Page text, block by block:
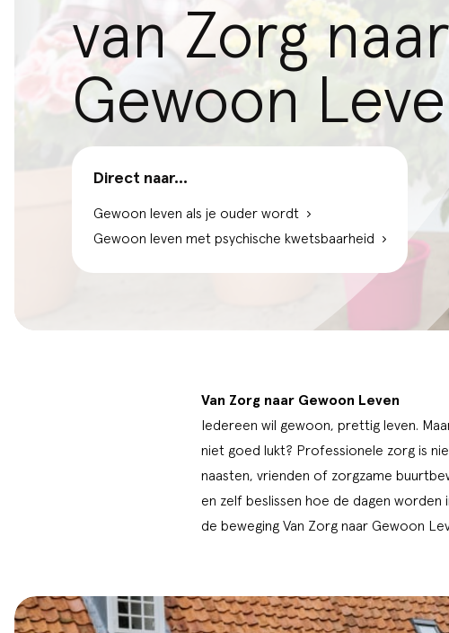
van Zorg naar
Gewoon
Direct naar...
Gewoon leven als je ouder wordt
Gewoon leven met psychische kwetsbaarheid
Van Zorg naar Gewoon Leven
Iedereen wil gewoon, prettig leven.
niet goed lukt? Professionele zorg is
naasten, vrienden of zorgzame
en zelf beslissen hoe de dagen worden
de beweging Van Zorg naar Gewoon